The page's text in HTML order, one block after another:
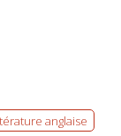
anglaise